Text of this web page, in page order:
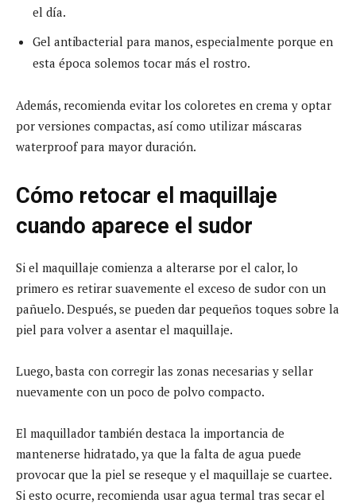
el día.
Gel antibacterial para manos, especialmente porque en
esta época solemos tocar más el rostro.
Además, recomienda evitar los coloretes en crema y optar
por versiones compactas, así como utilizar máscaras
waterproof para mayor duración.
Cómo retocar el maquillaje
cuando aparece el sudor
Si el maquillaje comienza a alterarse por el calor, lo
primero es retirar suavemente el exceso de sudor con un
pañuelo. Después, se pueden dar pequeños toques sobre la
piel para volver a asentar el maquillaje.
Luego, basta con corregir las zonas necesarias y sellar
nuevamente con un poco de polvo compacto.
El maquillador también destaca la importancia de
mantenerse hidratado, ya que la falta de agua puede
provocar que la piel se reseque y el maquillaje se cuartee.
Si esto ocurre, recomienda usar agua termal tras secar el